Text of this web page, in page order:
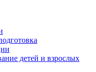
детей и взрослых